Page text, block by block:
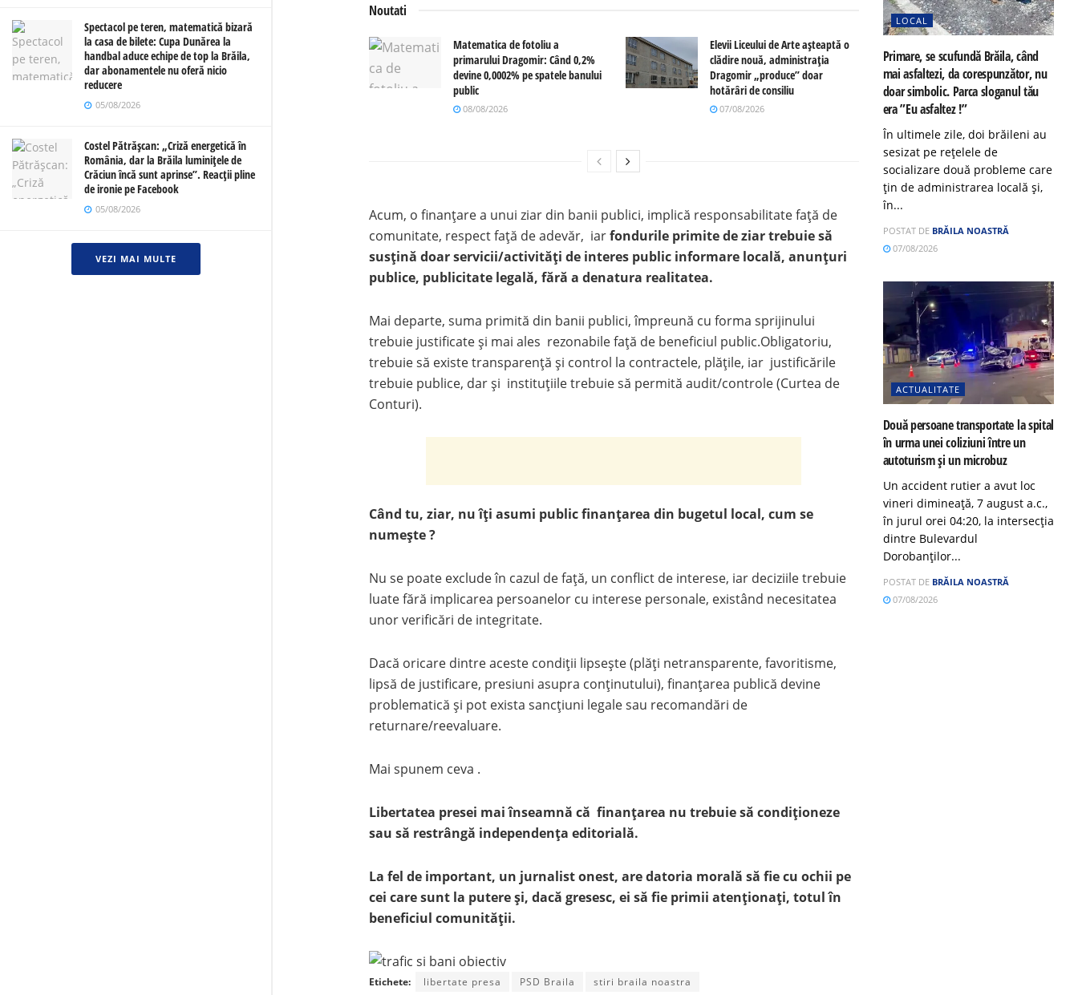
Spectacol pe teren, matematică bizară
la casa de bilete: Cupa Dunărea la
handbal aduce echipe de top la Brăila,
dar abonamentele nu oferă nicio
reducere
05/08/2026
Costel Pătrășcan: „Criză energetică în
România, dar la Brăila luminițele de
Crăciun încă sunt aprinse”. Reacții pline
de ironie pe Facebook
05/08/2026
VEZI MAI MULTE
Noutati
Matematica de fotoliu a
primarului Dragomir: Când 0,2%
devine 0,0002% pe spatele banului
public
08/08/2026
Elevii Liceului de Arte așteaptă o
clădire nouă, administrația
Dragomir „produce” doar
hotărâri de consiliu
07/08/2026
Acum, o finanțare a unui ziar din banii publici, implică responsabilitate față de
comunitate, respect față de adevăr, iarfondurile primite de ziar trebuie să
susțină doar servicii/activități de interes public informare locală, anunțuri
publice, publicitate legală, fără a denatura realitatea.
Mai departe, suma primită din banii publici, împreună cu forma sprijinului
trebuie justificate și mai ales rezonabile față de beneficiul public.Obligatoriu,
trebuie să existe transparență și control la contractele, plățile, iar justificările
trebuie publice, dar și instituțiile trebuie să permită audit/controle (Curtea de
Conturi).
Când tu, ziar, nu îți asumi public finanțarea din bugetul local, cum se
numește ?
Nu se poate exclude în cazul de față, un conflict de interese, iar deciziile trebuie
luate fără implicarea persoanelor cu interese personale, existând necesitatea
unor verificări de integritate.
Dacă oricare dintre aceste condiții lipsește (plăți netransparente, favoritisme,
lipsă de justificare, presiuni asupra conținutului), finanțarea publică devine
problematică și pot exista sancțiuni legale sau recomandări de
returnare/reevaluare.
Mai spunem ceva .
Libertatea presei mai înseamnă că finanțarea nu trebuie să condiționeze
sau să restrângă independența editorială.
La fel de important, un jurnalist onest, are datoria morală să fie cu ochii pe
cei care sunt la putere și, dacă gresesc, ei să fie primii atenționați, totul în
beneficiul comunității.
Etichete: libertate presa PSD Braila stiri braila noastra
LOCAL
Primare, se scufundă Brăila, când
mai asfaltezi, da corespunzător, nu
doar simbolic. Parca sloganul tău
era ”Eu asfaltez !”
În ultimele zile, doi brăileni au
sesizat pe rețelele de
socializare două probleme care
țin de administrarea locală și,
în...
POSTAT DE BRĂILA NOASTRĂ
07/08/2026
ACTUALITATE
Două persoane transportate la spital
în urma unei coliziuni între un
autoturism și un microbuz
Un accident rutier a avut loc
vineri dimineață, 7 august a.c.,
în jurul orei 04:20, la intersecția
dintre Bulevardul
Dorobanților...
POSTAT DE BRĂILA NOASTRĂ
07/08/2026